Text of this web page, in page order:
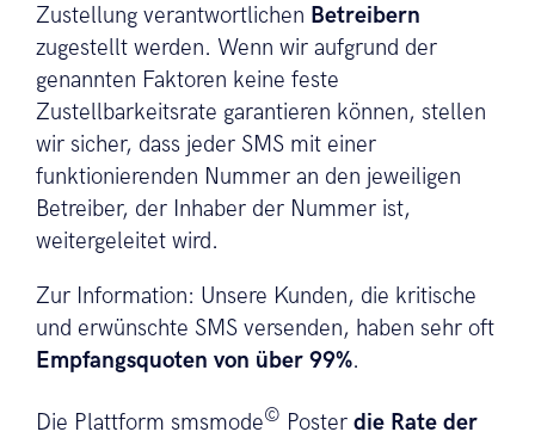
Zustellung verantwortlichen Betreibern
zugestellt werden. Wenn wir aufgrund der
genannten Faktoren keine feste
Zustellbarkeitsrate garantieren können, stellen
wir sicher, dass jeder SMS mit einer
funktionierenden Nummer an den jeweiligen
Betreiber, der Inhaber der Nummer ist,
weitergeleitet wird.
Zur Information: Unsere Kunden, die kritische
und erwünschte SMS versenden, haben sehr oft
Empfangsquoten von über 99%.
Die Plattform smsmode© Poster die Rate der